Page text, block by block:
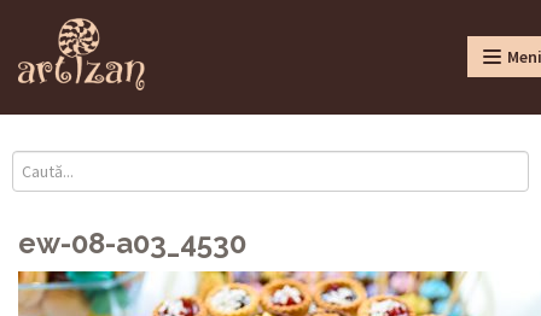
ew-08-a03_4530